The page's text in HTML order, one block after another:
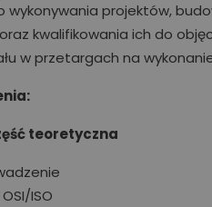
wykonywania projektów,
kwalifikowania ich do
w przetargach na
teoretyczna
ISO